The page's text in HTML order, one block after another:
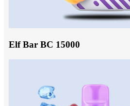
Elf Bar BC 15000